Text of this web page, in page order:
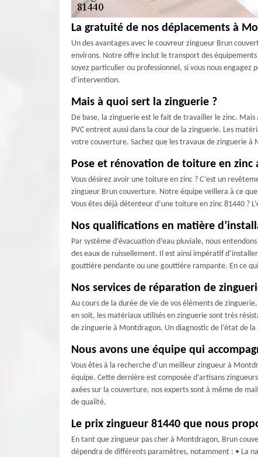
La gratuité de nos déplacements à
Un des avantages avec le couvreur zingueur Brun
environs. Notre offre inclut le transport des
soyez particulier ou professionnel, si vous nous engagez
d’intervention.
Mais à quoi sert la zinguerie ?
De base, la zinguerie est le fait de travailler le zinc.
PVC entrent aussi dans la cour de la zinguerie. Les
votre couverture. Sachez que les travaux de zinguerie
Pose et rénovation de toiture en zinc
Vous désirez avoir une toiture en zinc ? C’est un
zingueur Brun couverture. Notre équipe veillera à ce
Vous êtes déjà détenteur d’une toiture en zinc 81440 ?
Nos qualifications en matière
Par système d’évacuation d’eau pluviale, nous
des eaux de ruissellement. Il est ainsi impératif
gouttière pendante ou une gouttière rampante. En ce
Nos services de réparation de
Au cours de la durée de vie de vos éléments de
en soit, les matériaux utilisés en zinguerie sont très
de zinguerie à Montdragon. Un diagnostic de l’état de
Nous avons une équipe qui
Vous êtes à la recherche d’un meilleur zingueur à
équipe. Cette dernière est composée d’artisans
axées sur la couverture, nos experts sont à même de
de qualité.
Le prix zingueur 81440 que nous
En tant que zingueur pas cher à Montdragon, Brun
dépendra de différents paramètres, notamment : • La